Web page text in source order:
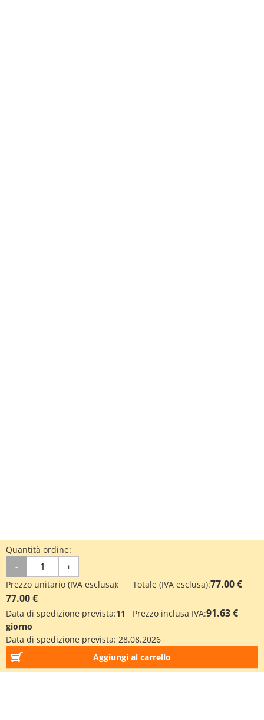
Quantità ordine:
- +
Prezzo unitario (IVA esclusa):
77.00 €
Totale (IVA esclusa):77.00 €
Data di spedizione prevista:11
giorno
Prezzo inclusa IVA:91.63 €
Data di spedizione prevista: 28.08.2026
Aggiungi al carrello